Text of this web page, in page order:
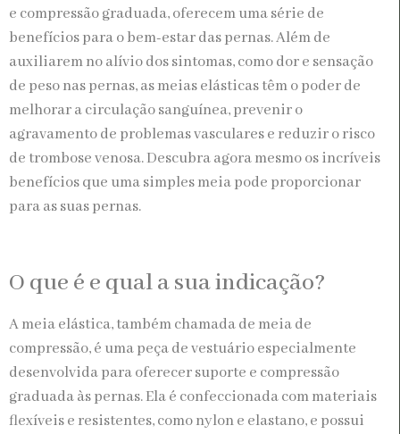
e compressão graduada, oferecem uma série de
benefícios para o bem-estar das pernas. Além de
auxiliarem no alívio dos sintomas, como dor e sensação
de peso nas pernas, as meias elásticas têm o poder de
melhorar a circulação sanguínea, prevenir o
agravamento de problemas vasculares e reduzir o risco
de trombose venosa. Descubra agora mesmo os incríveis
benefícios que uma simples meia pode proporcionar
para as suas pernas.
O que é e qual a sua indicação?
A meia elástica, também chamada de meia de
compressão, é uma peça de vestuário especialmente
desenvolvida para oferecer suporte e compressão
graduada às pernas. Ela é confeccionada com materiais
flexíveis e resistentes, como nylon e elastano, e possui